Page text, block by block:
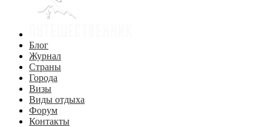
Блог
Журнал
Страны
Города
Визы
Виды отдыха
Форум
Контакты